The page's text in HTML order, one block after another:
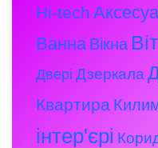
Hi-tech
Ванна Вікна
Двері Дзеркала
Квартира
інтер'єрі